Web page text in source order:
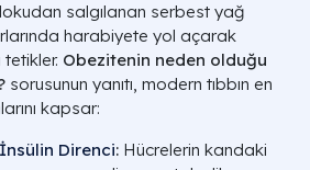
salgılanan serbest yağ
harabiyete yol açarak
tetikler. Obezitenin neden olduğu
sorusunun yanıtı, modern tıbbın en
kapsar:
İnsülin Direnci: Hücrelerin kandaki